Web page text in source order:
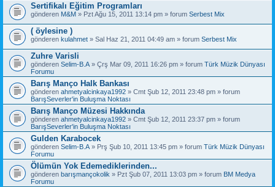
Sertifikalı Eğitim Programları
gönderen M&M » Pzt Ağu 15, 2011 13:14 pm » forum Serbest Mix
( öylesine )
gönderen kulahmet » Sal Haz 21, 2011 04:49 am » forum Serbest Mix
Zuhre Varisli
gönderen Selim-B.A » Çrş Mar 09, 2011 16:26 pm » forum Türk Müzik Dünyası
Forumu
Barış Manço Halk Bankası
gönderen ahmetyalcinkaya1992 » Cmt Şub 12, 2011 23:48 pm » forum
BarışSeverler'in Buluşma Noktası
Barış Manço Müzesi Hakkında
gönderen ahmetyalcinkaya1992 » Cmt Şub 12, 2011 23:37 pm » forum
BarışSeverler'in Buluşma Noktası
Gulden Karabocek
gönderen Selim-B.A » Prş Şub 10, 2011 13:45 pm » forum Türk Müzik Dünyası
Forumu
Ölümün Yok Edemediklerinden...
gönderen barışmançokolik » Pzt Şub 07, 2011 13:03 pm » forum BM Medya
Forumu